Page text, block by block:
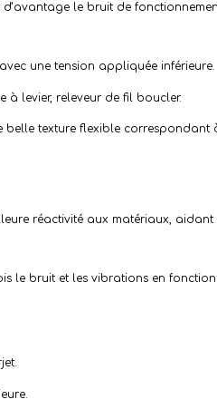
le bruit de
une tension appliquée inférieure.
à levier, releveur de fil boucler.
texture flexible correspondant
réactivité aux matériaux,
le bruit et les vibrations en